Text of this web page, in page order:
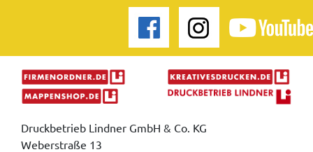
Druckbetrieb Lindner GmbH & Co. KG
Weberstraße 13